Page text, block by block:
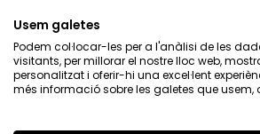
Usem galetes
Podem col·locar-les per a l'anàlisi de les
visitants, per millorar el nostre lloc web,
personalitzat i oferir-hi una excel·lent
més informació sobre les galetes que